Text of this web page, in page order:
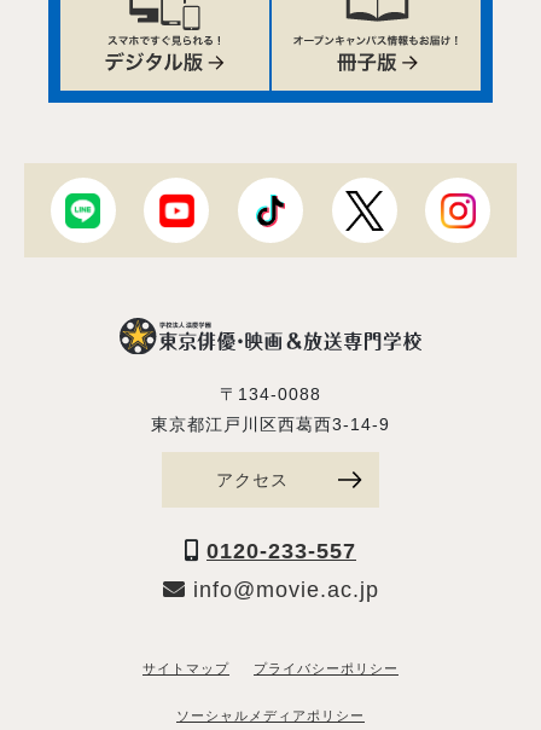
〒134-0088
東京都江戸川区西葛西3-14-9
アクセス
0120-233-557
info@movie.ac.jp
サイトマップ プライバシーポリシー
ソーシャルメディアポリシー